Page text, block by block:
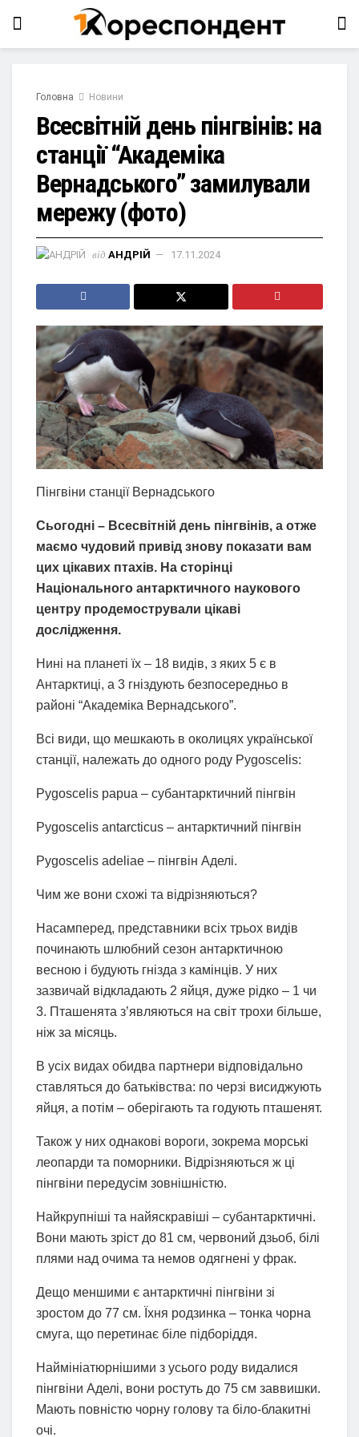
Головна Новини
Всесвітній день пінгвінів: на
станції “Академіка
Вернадського” замилували
мережу (фото)
від АНДРІЙ 17.11.2024
Пінгвіни станції Вернадського
Сьогодні – Всесвітній день пінгвінів, а отже
маємо чудовий привід знову показати вам
цих цікавих птахів. На сторінці
Національного антарктичного наукового
центру продемострували цікаві
дослідження.
Нині на планеті їх – 18 видів, з яких 5 є в
Антарктиці, а 3 гніздують безпосередньо в
районі “Академіка Вернадського”.
Всі види, що мешкають в околицях української
станції, належать до одного роду Pygoscelis:
Pygoscelis papua – субантарктичний пінгвін
Pygoscelis antarcticus – антарктичний пінгвін
Pygoscelis adeliae – пінгвін Аделі.
Чим же вони схожі та відрізняються?
Насамперед, представники всіх трьох видів
починають шлюбний сезон антарктичною
весною і будують гнізда з камінців. У них
зазвичай відкладають 2 яйця, дуже рідко – 1 чи
3. Пташенята з’являються на світ трохи більше,
ніж за місяць.
В усіх видах обидва партнери відповідально
ставляться до батьківства: по черзі висиджують
яйця, а потім – оберігають та годують пташенят.
Також у них однакові вороги, зокрема морські
леопарди та поморники. Відрізняються ж ці
пінгвіни передусім зовнішністю.
Найкрупніші та найяскравіші – субантарктичні.
Вони мають зріст до 81 см, червоний дзьоб, білі
плями над очима та немов одягнені у фрак.
Дещо меншими є антарктичні пінгвіни зі
зростом до 77 см. Їхня родзинка – тонка чорна
смуга, що перетинає біле підборіддя.
Наймініатюрнішими з усього роду видалися
пінгвіни Аделі, вони ростуть до 75 см заввишки.
Мають повністю чорну голову та біло-блакитні
очі.